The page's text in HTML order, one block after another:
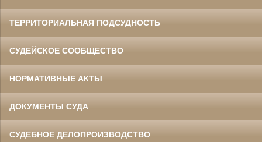
ТЕРРИТОРИАЛЬНАЯ ПОДСУДНОСТЬ
СУДЕЙСКОЕ СООБЩЕСТВО
НОРМАТИВНЫЕ АКТЫ
ДОКУМЕНТЫ СУДА
СУДЕБНОЕ ДЕЛОПРОИЗВОДСТВО